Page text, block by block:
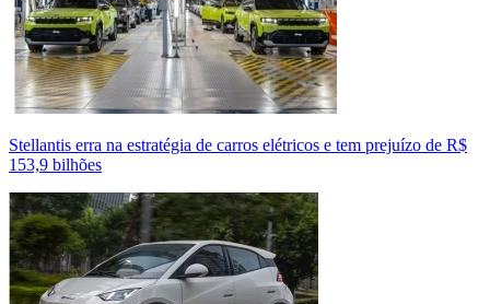
Stellantis erra na estratégia de carros elétricos e tem prejuízo de R$
153,9 bilhões